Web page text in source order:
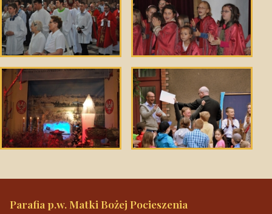
Parafia p.w. Matki Bożej Pocieszenia